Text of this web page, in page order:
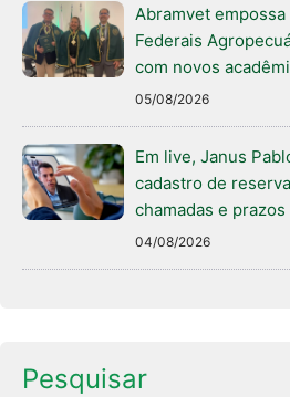
Abramvet
Federais
com novos
05/08/2026
Em live, Janus
cadastro de
chamadas e prazos
04/08/2026
Pesquisar